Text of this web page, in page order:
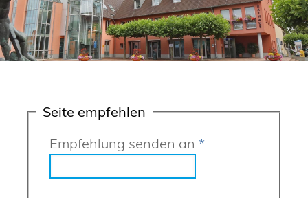
Seite empfehlen
Empfehlung senden an *